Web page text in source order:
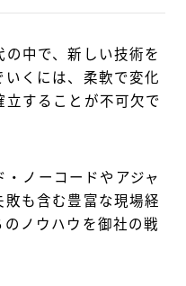
中で、新しい技術を
くには、柔軟で変化
立することが不可欠で
ノーコードやアジャ
も含む豊富な現場経
ノウハウを御社の戦